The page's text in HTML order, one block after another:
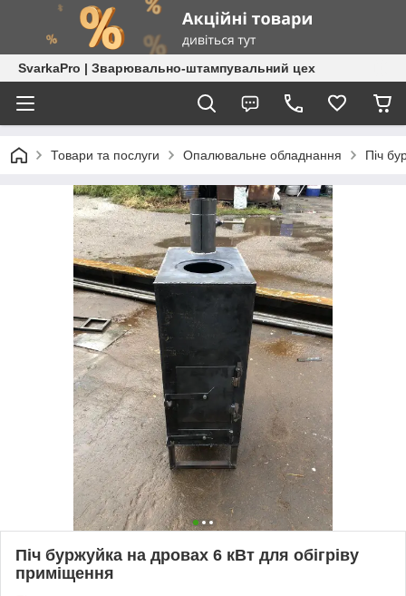
SvarkaPro | Зварювально-штампувальний цех
Товари та послуги Опалювальне обладнання Піч
Піч буржуйка на дровах 6 кВт для обігріву
приміщення